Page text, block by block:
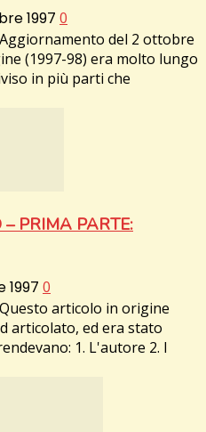
1997 0
Aggiornamento del 2 ottobre
(1997-98) era molto lungo
in più parti che
PRIMA PARTE:
1997 0
Questo articolo in origine
articolato, ed era stato
1. L'autore 2. I